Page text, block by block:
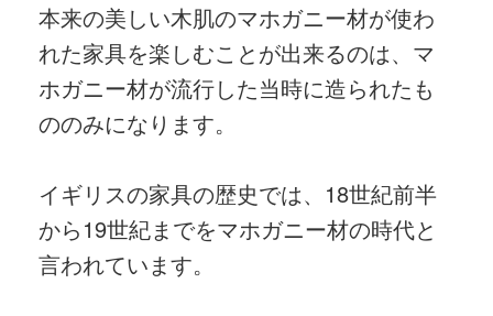
本来の美しい木肌のマホガニー材が使わ
れた家具を楽しむことが出来るのは、マ
ホガニー材が流行した当時に造られたも
ののみになります。
イギリスの家具の歴史では、18世紀前半
から19世紀までをマホガニー材の時代と
言われています。